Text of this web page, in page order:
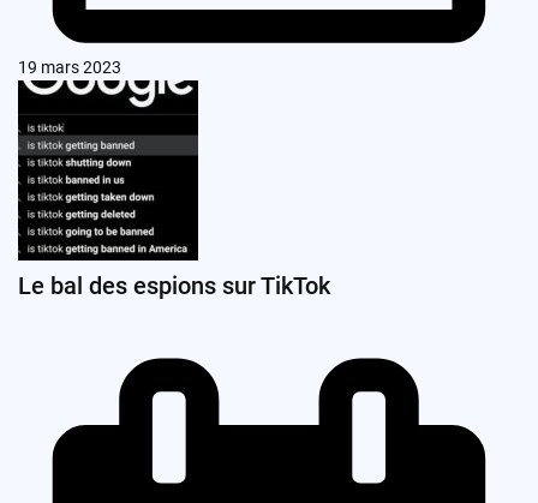
19 mars 2023
Le bal des espions sur TikTok